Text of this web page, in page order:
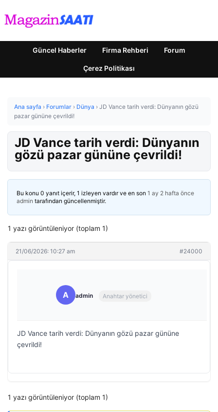
Güncel Haberler Firma Rehberi Forum
Çerez Politikası
Ana sayfa › Forumlar › Dünya › JD Vance tarih verdi: Dünyanın gözü
pazar gününe çevrildi!
JD Vance tarih verdi: Dünyanın
gözü pazar gününe çevrildi!
Bu konu 0 yanıt içerir, 1 izleyen vardır ve en son 1 ay 2 hafta önce
admin tarafından güncellenmiştir.
1 yazı görüntüleniyor (toplam 1)
21/06/2026: 10:27 am #24000
A admin Anahtar yönetici
JD Vance tarih verdi: Dünyanın gözü pazar gününe
çevrildi!
1 yazı görüntüleniyor (toplam 1)